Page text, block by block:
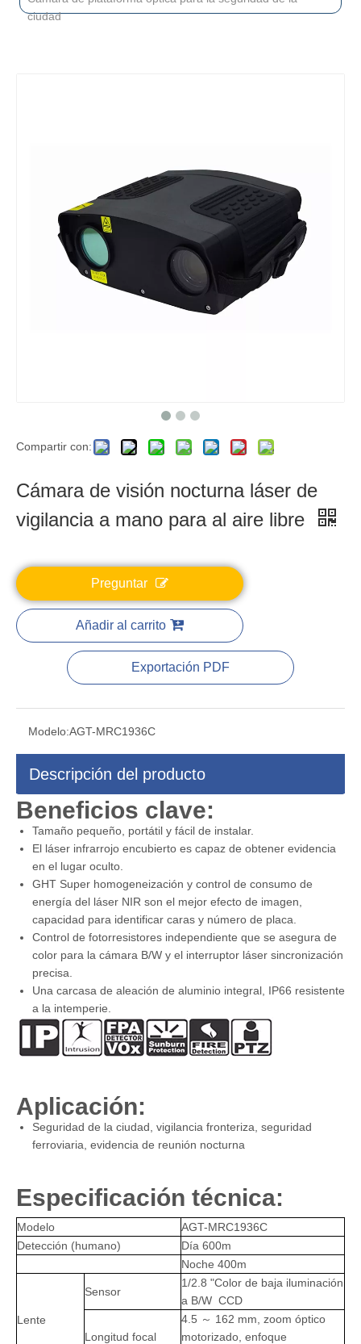
ciudad
Compartir con:
Cámara de visión nocturna láser de
vigilancia a mano para al aire libre
Preguntar
Añadir al carrito
Exportación PDF
Modelo:AGT-MRC1936C
Descripción del producto
Beneficios clave:
Tamaño pequeño, portátil y fácil de instalar.
El láser infrarrojo encubierto es capaz de obtener evidencia
en el lugar oculto.
GHT Super homogeneización y control de consumo de
energía del láser NIR son el mejor efecto de imagen,
capacidad para identificar caras y número de placa.
Control de fotorresistores independiente que se asegura de
color para la cámara B/W y el interruptor láser sincronización
precisa.
Una carcasa de aleación de aluminio integral, IP66 resistente
a la intemperie.
Aplicación:
Seguridad de la ciudad, vigilancia fronteriza, seguridad
ferroviaria, evidencia de reunión nocturna
Especificación técnica:
Modelo
AGT-MRC1936C
Detección (humano)
Día 600m
Noche 400m
Lente
Sensor
1/2.8 "Color de baja iluminación
a B/W CCD
Longitud focal
4.5 ～ 162 mm, zoom óptico
motorizado, enfoque